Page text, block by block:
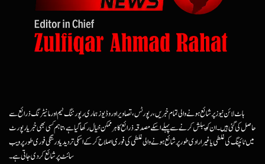
ہاٹ لائن نیوز پر شائع ہونے والی تمام خبریں، رپورٹس، تصاویر اور وڈیوز ہماری رپورٹنگ ٹیم اور مانیٹرنگ ذرائع سے
حاصل کی گئی ہیں۔ ان کو پبلش کرنے سے پہلے اسکے مصدقہ ذرائع کا ہرممکن خیال رکھا گیا ہے، تاہم کسی بھی خبر یا رپورٹ
میں ٹائپنگ کی غلطی یا غیرارادی طور پر شائع ہونے والی غلطی کی فوری اصلاح کرکے اسکی تردید یا درستگی فوری طور پر ویب
سائٹ پر شائع کردی جاتی ہے۔